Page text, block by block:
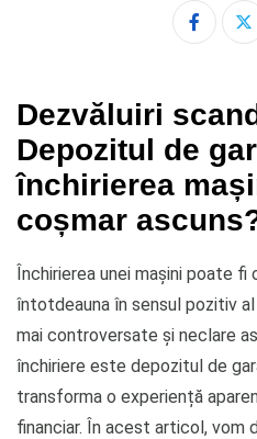
Dezvăluiri
Depozitul de
închirierea
coșmar
Închirierea unei mașini poate fi
întotdeauna în sensul pozitiv
mai controversate și neclare
închiriere este depozitul de
transforma o experiență
financiar. În acest articol, vom